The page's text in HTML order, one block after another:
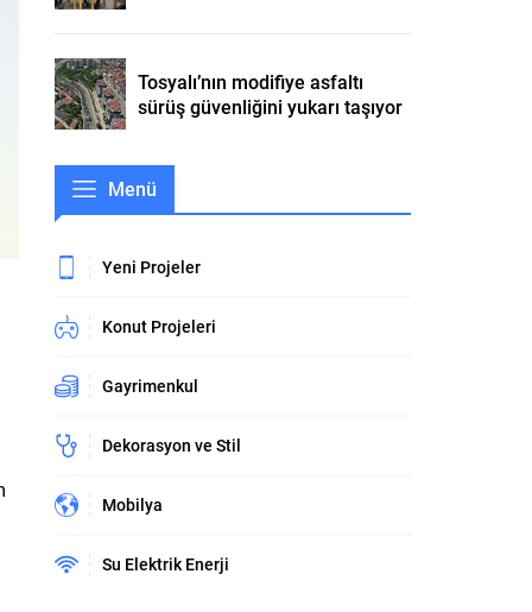
Tosyalı’nın modifiye asfaltı
sürüş güvenliğini yukarı taşıyor
Menü
Yeni Projeler
Konut Projeleri
Gayrimenkul
Dekorasyon ve Stil
Mobilya
Su Elektrik Enerji